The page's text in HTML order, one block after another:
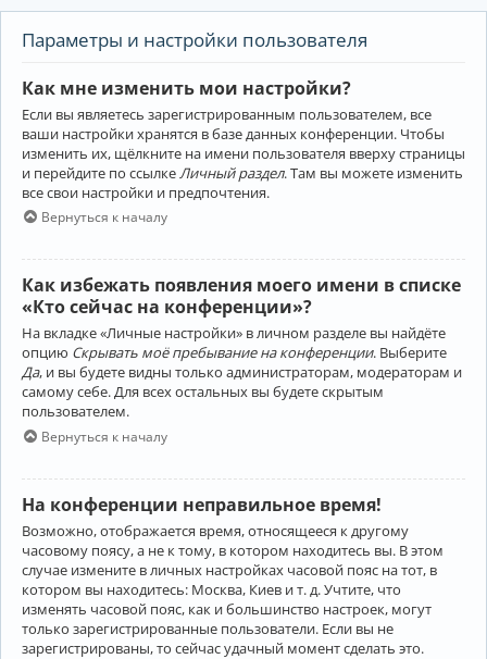
Параметры и настройки пользователя
Как мне изменить мои настройки?
Если вы являетесь зарегистрированным пользователем, все
ваши настройки хранятся в базе данных конференции. Чтобы
изменить их, щёлкните на имени пользователя вверху страницы
и перейдите по ссылке Личный раздел. Там вы можете изменить
все свои настройки и предпочтения.
Вернуться к началу
Как избежать появления моего имени в списке
«Кто сейчас на конференции»?
На вкладке «Личные настройки» в личном разделе вы найдёте
опцию Скрывать моё пребывание на конференции. Выберите
Да, и вы будете видны только администраторам, модераторам и
самому себе. Для всех остальных вы будете скрытым
пользователем.
Вернуться к началу
На конференции неправильное время!
Возможно, отображается время, относящееся к другому
часовому поясу, а не к тому, в котором находитесь вы. В этом
случае измените в личных настройках часовой пояс на тот, в
котором вы находитесь: Москва, Киев и т. д. Учтите, что
изменять часовой пояс, как и большинство настроек, могут
только зарегистрированные пользователи. Если вы не
зарегистрированы, то сейчас удачный момент сделать это.